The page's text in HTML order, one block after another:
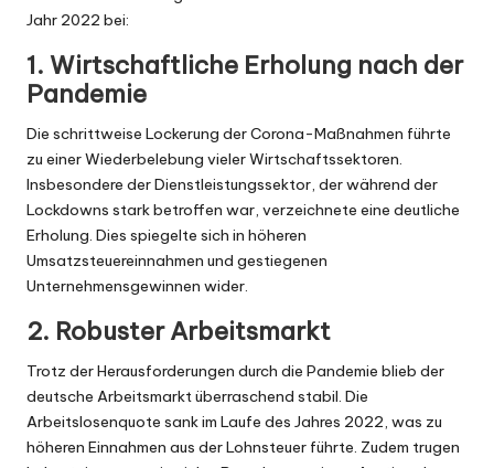
Jahr 2022 bei:
1. Wirtschaftliche Erholung nach der
Pandemie
Die schrittweise Lockerung der Corona-Maßnahmen führte
zu einer Wiederbelebung vieler Wirtschaftssektoren.
Insbesondere der Dienstleistungssektor, der während der
Lockdowns stark betroffen war, verzeichnete eine deutliche
Erholung. Dies spiegelte sich in höheren
Umsatzsteuereinnahmen und gestiegenen
Unternehmensgewinnen wider.
2. Robuster Arbeitsmarkt
Trotz der Herausforderungen durch die Pandemie blieb der
deutsche Arbeitsmarkt überraschend stabil. Die
Arbeitslosenquote sank im Laufe des Jahres 2022, was zu
höheren Einnahmen aus der Lohnsteuer führte. Zudem trugen